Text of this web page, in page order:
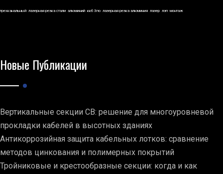
трехканальный лазерная резка стали алюминий ккб 3по лазерная резка алюминия лазер лэп монтаж
Новые Публикации
Вертикальные секции СВ: решение для многоуровневой
прокладки кабелей в высотных зданиях
Антикоррозийная защита кабельных лотков: сравнение
методов цинкования и полимерных покрытий
Тройниковые и крестообразные секции: когда и как